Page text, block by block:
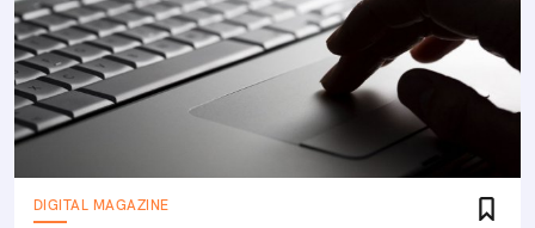
DIGITAL MAGAZINE